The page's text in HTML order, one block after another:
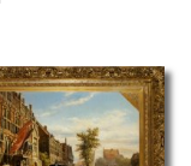
delicata, che
delle scene
creando
per salotti,
in olio non solo